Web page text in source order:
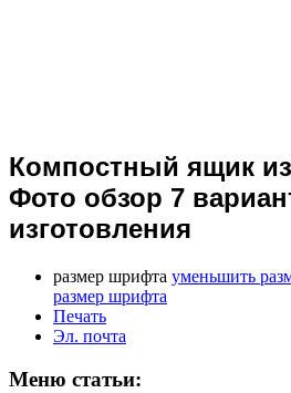
Компостный ящик
Фото обзор 7
изготовления
размер шрифта уменьшить
размер шрифта
Печать
Эл. почта
Меню статьи: